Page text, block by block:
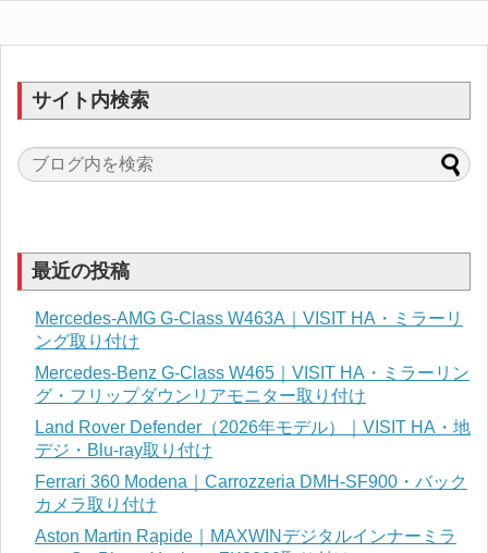
サイト内検索
最近の投稿
Mercedes-AMG G-Class W463A｜VISIT HA・ミラーリ
ング取り付け
Mercedes-Benz G-Class W465｜VISIT HA・ミラーリン
グ・フリップダウンリアモニター取り付け
Land Rover Defender（2026年モデル）｜VISIT HA・地
デジ・Blu-ray取り付け
Ferrari 360 Modena｜Carrozzeria DMH-SF900・バック
カメラ取り付け
Aston Martin Rapide｜MAXWINデジタルインナーミラ